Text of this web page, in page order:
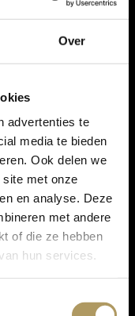
Over
advertenties te
media te bieden
Ook delen we
met onze
en analyse. Deze
met andere
of die ze hebben
hun services.